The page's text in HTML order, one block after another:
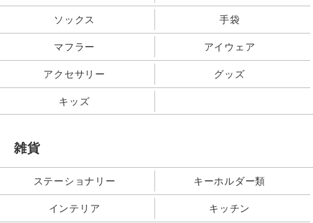
ソックス 手袋
マフラー アイウェア
アクセサリー グッズ
キッズ
雑貨
ステーショナリー キーホルダー類
インテリア キッチン